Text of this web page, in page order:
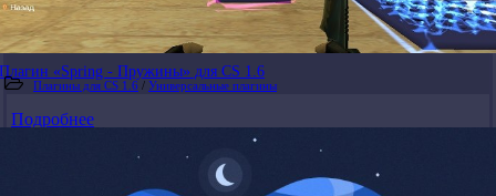
Плагин «Spring - Пружины» для CS 1.6
Плагины для CS 1.6 / Универсальные плагины
Подробнее